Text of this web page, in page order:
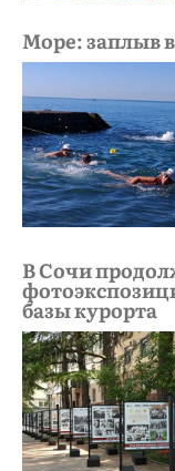
Море: заплыв
В Сочи
базы курорта